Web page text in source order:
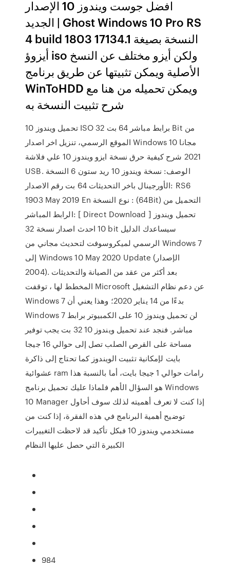
افضل جوست ويندوز 10 الإصدار
الجديد | Ghost Windows 10 Pro RS
4 build 1803 17134.1 النسخة بصيغة
أيزوؤ iso ولكن أيزو مختلف عن النسخ
الأصلية ويمكن تثبيتها عن طريق برنامج
WinToHDD ويمكن تحميله من هنا مع
شرح تثبيت النسخة به
تحميل ويندوز 10 ISO برابط مباشر 64 بت 32 Bit من
الموقع الرسمي، تنزيل اخر اصدار Windows 10 مجانا
2021 شرح كيفية حرق نسخة ايزو ويندوز 10 علي فلاشة
USB. الوصف: نسخة ويندوز 10 ريد ستون 6 النسخة
الأورجينال باخر التحديثات 64 بت رقم الاصدار: RS6
1903 May 2019 En نوع النسخة : (64Bit) التحميل من
الرابط المباشر: [ Direct Download ] تحميل ويندوز
10 احدث اصدار نسخة 32 bit سيساعدك الدليل
الرسمي لميكروسوفت لتحديث مجاني من Windows 7
إلى Windows 10 May 2020 Update (الإصدار
2004). بعد أكثر من عقد من الصيانة والتحديثات
المخطط لها ، توقفت Microsoft عن دعم نظام التشغيل
Windows 7 بدءًا من 14 يناير 2020؛ وهذا يعني أن
Windows 7 لن تحميل ويندوز 10 على الكمبيوتر برابط
مباشر. فنجد عند تحميل ويندوز 10 32 بت يجب توفير
مساحة على القرص الصلب تصل إلى حوالي 16 جيجا
بايت لإمكانية تثبيت الويندوز كما تحتاج إلى ذاكرة
عشوائية ram رامات حوالي 1 جيجا بايت، أما بالنسبة هذا
هو السؤال الأهم فلماذا عليك تحميل برنامج Windows
10 Manager إذا كنت لا تعرف أهميته لذلك سوف أحاول
توضيح أهمية البرنامج في هذه الفقرة، إذا كنت من
مستخدمي ويندوز 10 فبكل تأكيد قد لاحظت التغييرات
الكبيرة التي حصل عليها النظام
984